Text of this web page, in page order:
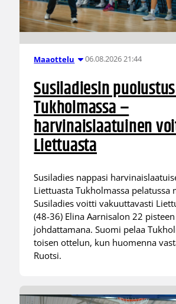
Maaottelu 06.08.2026 21:44
Susiladiesin
Tukholmassa –
harvinaislaatuinen
Liettuasta
Susiladies nappasi
Liettuasta Tukholmassa pelatussa
Susiladies voitti vakuuttavasti
(48-36) Elina Aarnisalon 22 pisteen
johdattamana. Suomi pelaa
toisen ottelun, kun huomenna
Ruotsi.